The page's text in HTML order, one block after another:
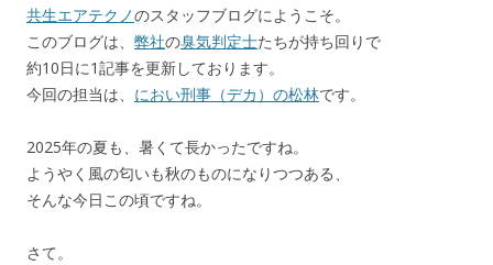
k
共生エアテクノのスタッフブログにようこそ。
このブログは、 弊社の臭気判定士たちが持ち回りで
約10日に1記事を更新しております。
今回の担当は、 におい刑事（デカ）の松林です。
2025年の夏も、暑くて長かったですね。
ようやく風の匂いも秋のものになりつつある、
そんな今日この頃ですね。
さて。